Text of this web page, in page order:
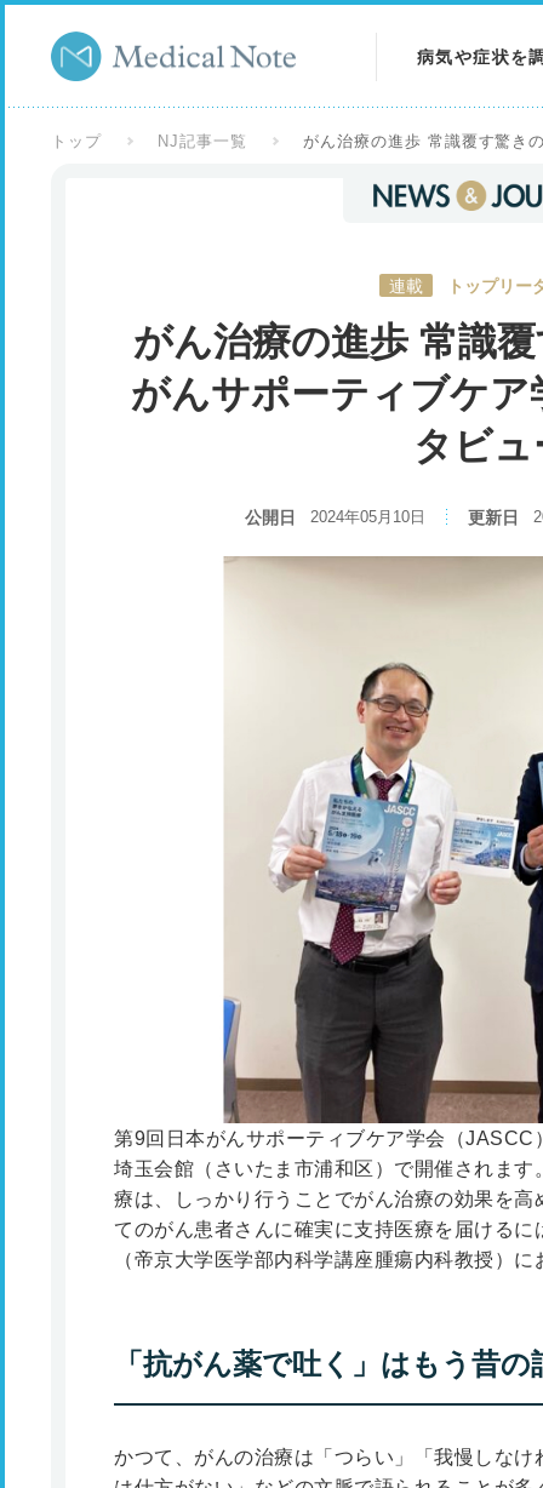
病気や症状を
症状を調べる
トップ NJ記事一覧 がん治療の進歩 常識覆す驚き
連載 トップリー
がん治療の進歩 常識
がんサポーティブケア
タビュ
公開日 2024年05月10日 更新日
第9回日本がんサポーティブケア学会（
埼玉会館（さいたま市浦和区）で開催されま
療は、しっかり行うことでがん治療の効果を
てのがん患者さんに確実に支持医療を届ける
（帝京大学医学部内科学講座腫瘍内科教授）
「抗がん薬で吐く」はもう昔
かつて、がんの治療は「つらい」「我慢しな